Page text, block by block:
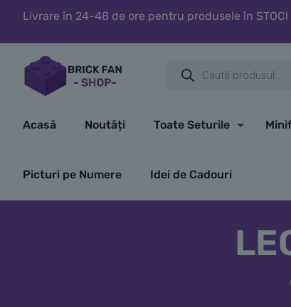
Livrare în 24-48 de ore pentru produsele în STOC!
search
Acasă Noutăți Toate Seturile
Picturi pe Numere Idei de Cadouri